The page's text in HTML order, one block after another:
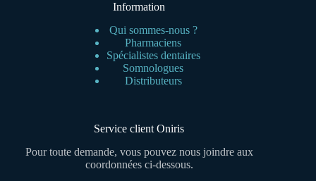
Information
Qui sommes-nous ?
Pharmaciens
Spécialistes dentaires
Somnologues
Distributeurs
Service client Oniris
Pour toute demande, vous pouvez nous joindre aux
coordonnées ci-dessous.